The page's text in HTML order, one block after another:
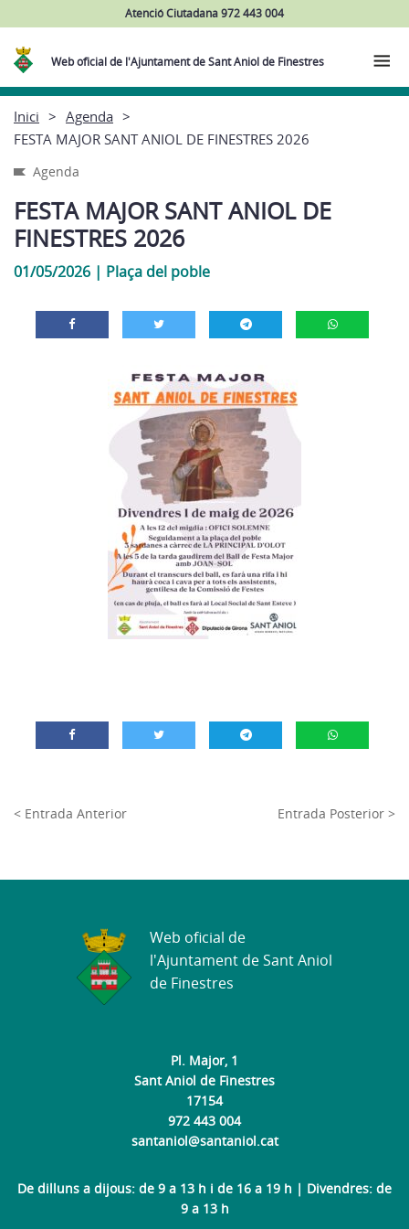
Atenció Ciutadana 972 443 004
Web oficial de l'Ajuntament de Sant Aniol de Finestres
Inici
Agenda
FESTA MAJOR SANT ANIOL DE FINESTRES 2026
Agenda
FESTA MAJOR SANT ANIOL DE
FINESTRES 2026
01/05/2026 | Plaça del poble
< Entrada Anterior Entrada Posterior >
Pl. Major, 1
Sant Aniol de Finestres
17154
972 443 004
santaniol@santaniol.cat
De dilluns a dijous: de 9 a 13 h i de 16 a 19 h | Divendres: de
9 a 13 h
Web oficial de
l'Ajuntament de Sant Aniol
de Finestres